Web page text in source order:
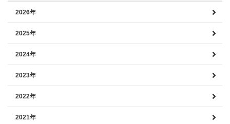
2026年
2025年
2024年
2023年
2022年
2021年